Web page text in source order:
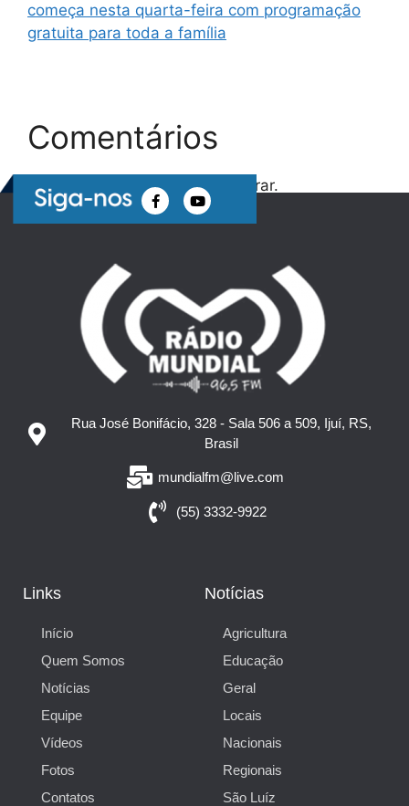
começa nesta quarta-feira com programação
gratuita para toda a família
Comentários
Nenhum comentário para mostrar.
Rua José Bonifácio, 328 - Sala 506 a 509, Ijuí, RS,
Brasil
mundialfm@live.com
(55) 3332-9922
Links
Início
Quem Somos
Notícias
Equipe
Vídeos
Fotos
Contatos
Notícias
Agricultura
Educação
Geral
Locais
Nacionais
Regionais
São Luíz